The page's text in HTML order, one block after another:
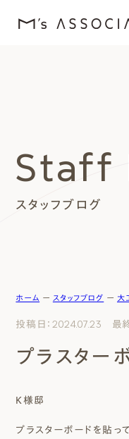
エムズを愛する人たち
施工事例
エムズのこと
まずは相談する[
スタッフブログ
Staff
ホーム ー スタッフブログ ー 大
投稿日：2024.07.23 最
プラスター
K様邸
プラスターボードを貼っ